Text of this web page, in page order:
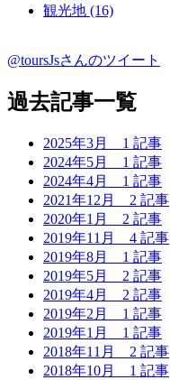
観光地 (16)
@toursJsさんのツイート
過去記事一覧
2025年3月 1 記事
2024年5月 1 記事
2024年4月 1 記事
2021年12月 2 記事
2020年1月 2 記事
2019年11月 4 記事
2019年8月 1 記事
2019年5月 2 記事
2019年4月 2 記事
2019年2月 1 記事
2019年1月 1 記事
2018年11月 2 記事
2018年10月 1 記事